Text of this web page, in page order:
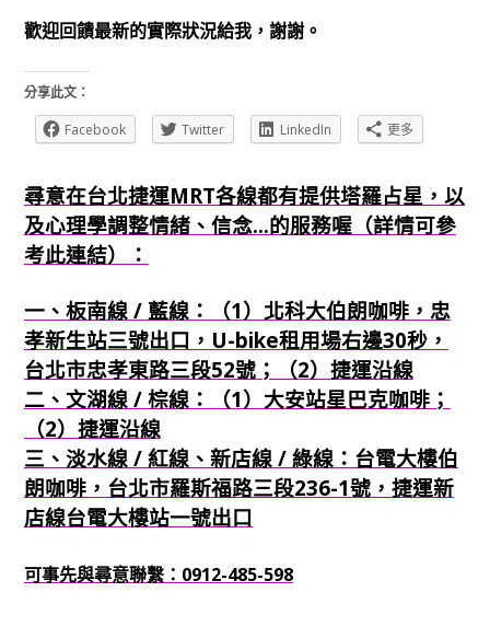
歡迎回饋最新的實際狀況給我，謝謝。
分享此文：
Facebook
Twitter LinkedIn 更多
尋意在台北捷運MRT各線都有提供塔羅占星，以
及心理學調整情緒、信念...的服務喔（詳情可參
考此連結）：
一、板南線 / 藍線：（1）北科大伯朗咖啡，忠
孝新生站三號出口，U-bike租用場右邊30秒，
台北市忠孝東路三段52號；（2）捷運沿線
二、文湖線 / 棕線：（1）大安站星巴克咖啡；
（2）捷運沿線
三、淡水線 / 紅線、新店線 / 綠線：台電大樓伯
朗咖啡，台北市羅斯福路三段236-1號，捷運新
店線台電大樓站一號出口
可事先與尋意聯繫：0912-485-598